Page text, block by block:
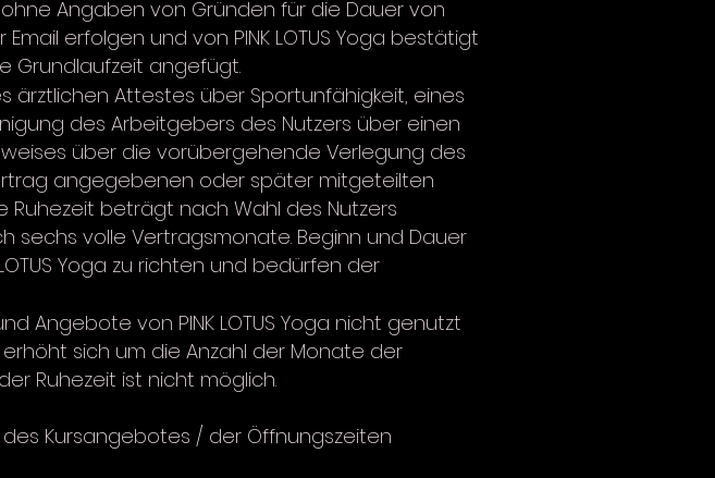
Angaben von Gründen für die Dauer von
erfolgen und von PINK LOTUS Yoga bestätigt
Grundlaufzeit angefügt.
ärztlichen Attestes über Sportunfähigkeit, eines
des Arbeitgebers des Nutzers über einen
über die vorübergehende Verlegung des
angegebenen oder später mitgeteilten
Ruhezeit beträgt nach Wahl des Nutzers
sechs volle Vertragsmonate. Beginn und Dauer
Yoga zu richten und bedürfen der
Angebote von PINK LOTUS Yoga nicht genutzt
sich um die Anzahl der Monate der
Ruhezeit ist nicht möglich.
des Kursangebotes / der Öffnungszeiten